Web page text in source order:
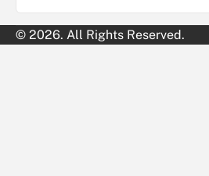
© 2026. All Rights Reserved.